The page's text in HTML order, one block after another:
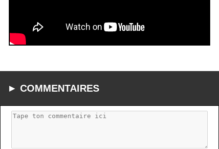
► COMMENTAIRES